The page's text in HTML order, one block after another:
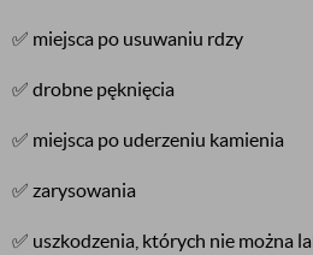
✅ miejsca po usuwaniu rdzy
✅ drobne pęknięcia
✅ miejsca po uderzeniu kamienia
✅ zarysowania
✅ uszkodzenia, których nie można